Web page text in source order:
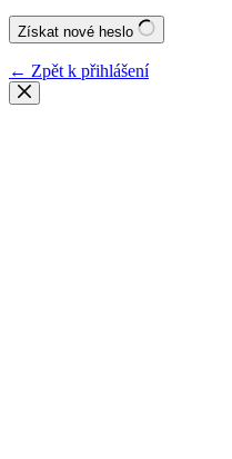
Získat nové heslo
← Zpět k přihlášení